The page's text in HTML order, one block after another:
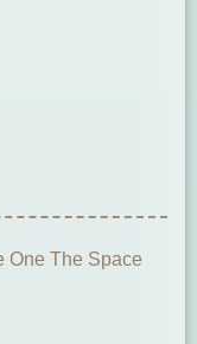
One The Space